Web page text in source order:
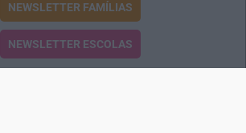
NEWSLETTER FAMÍLIAS
NEWSLETTER ESCOLAS